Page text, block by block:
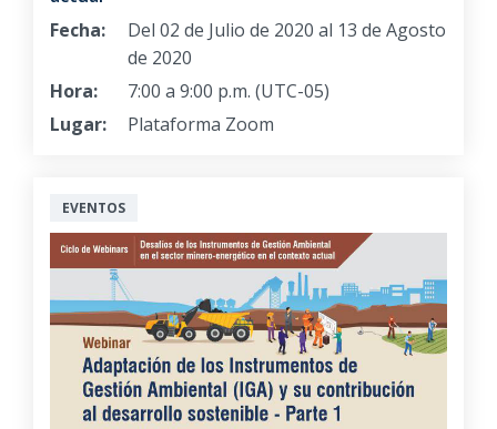
Fecha:
Del 02 de Julio de 2020 al 13 de Agosto
de 2020
Hora:
7:00 a 9:00 p.m. (UTC-05)
Lugar:
Plataforma Zoom
EVENTOS